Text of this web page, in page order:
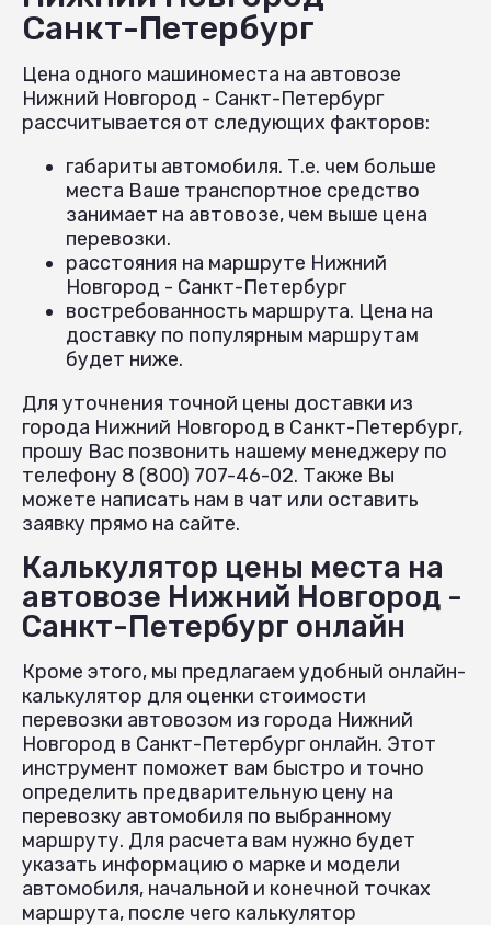
Санкт-Петербург
Цена одного машиноместа на автовозе
Нижний Новгород - Санкт-Петербург
рассчитывается от следующих факторов:
габариты автомобиля. Т.е. чем больше
места Ваше транспортное средство
занимает на автовозе, чем выше цена
перевозки.
расстояния на маршруте Нижний
Новгород - Санкт-Петербург
востребованность маршрута. Цена на
доставку по популярным маршрутам
будет ниже.
Для уточнения точной цены доставки из
города Нижний Новгород в Санкт-Петербург,
прошу Вас позвонить нашему менеджеру по
телефону 8 (800) 707-46-02. Также Вы
можете написать нам в чат или оставить
заявку прямо на сайте.
Калькулятор цены места на
автовозе Нижний Новгород -
Санкт-Петербург онлайн
Кроме этого, мы предлагаем удобный онлайн-
калькулятор для оценки стоимости
перевозки автовозом из города Нижний
Новгород в Санкт-Петербург онлайн. Этот
инструмент поможет вам быстро и точно
определить предварительную цену на
перевозку автомобиля по выбранному
маршруту. Для расчета вам нужно будет
указать информацию о марке и модели
автомобиля, начальной и конечной точках
маршрута, после чего калькулятор